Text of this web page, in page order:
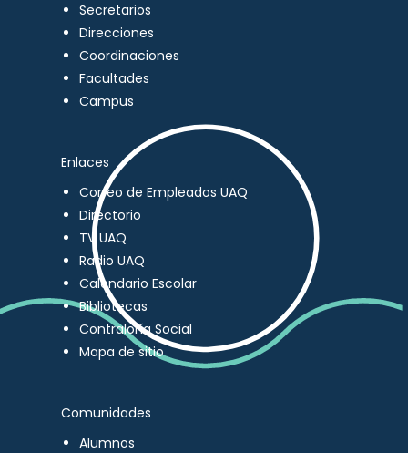
Secretarios
Direcciones
Coordinaciones
Facultades
Campus
Enlaces
Correo de Empleados UAQ
Directorio
TV UAQ
Radio UAQ
Calendario Escolar
Bibliotecas
Contraloría Social
Mapa de sitio
Comunidades
Alumnos